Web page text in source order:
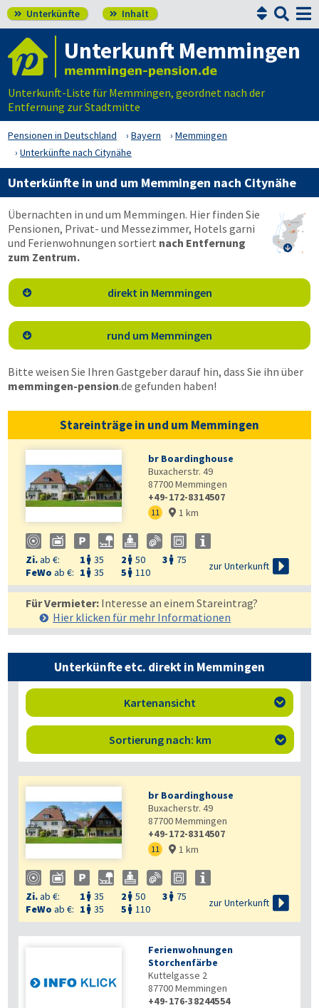
 Unterkünfte  Inhalt 

Unterkunft Memmingen
Unterkunft-Liste für Memmingen, geordnet nach der
Entfernung zur Stadtmitte
Pensionen in Deutschland Bayern
Memmingen
Unterkünfte nach Citynähe
Unterkünfte in und um Memmingen nach Citynähe

Übernachten in und um Memmingen. Hier finden Sie
Pensionen, Privat- und Messezimmer, Hotels garni
und Ferienwohnungen sortiert nach Entfernung
zum Zentrum.
 direkt in Memmingen
 rund um Memmingen
Bitte weisen Sie Ihren Gastgeber darauf hin, dass Sie ihn über
memmingen-pension.de gefunden haben!
Stareinträge in und um Memmingen
br Boardinghouse
Buxacherstr. 49
87700Memmingen
+49-172-8314507
11  1 km
Zi.ab €: 1  35 2  50 3  75
FeWo ab €: 1  35 5  110
zur Unterkunft 
Für Vermieter: Interesse an einem Stareintrag?
Hier klicken für mehr Informationen
Unterkünfte etc. direkt in Memmingen
Kartenansicht 
Sortierung nach: km 
br Boardinghouse
Buxacherstr. 49
87700Memmingen
+49-172-8314507
11  1 km
Zi.ab €: 1  35 2  50 3  75
FeWo ab €: 1  35 5  110
zur Unterkunft 
Ferienwohnungen
Storchenfärbe
Kuttelgasse 2
87700Memmingen
+49-176-38244554